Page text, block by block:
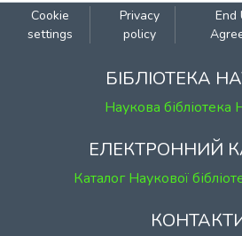
Cookie
settings
Privacy
policy
End
БІБЛІОТЕКА
Наукова
ЕЛЕКТРОННИЙ
Каталог Наукової